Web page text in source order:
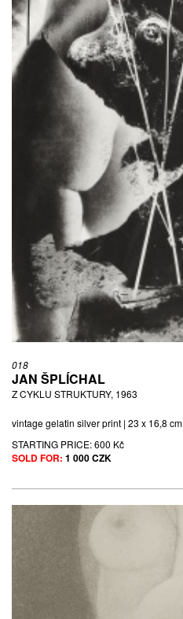
018
JAN ŠPLÍCHAL
Z CYKLU STRUKTURY, 1963
vintage gelatin silver print | 23 x 16,8 cm
STARTING PRICE:600 Kč
SOLD FOR: 1 000 CZK